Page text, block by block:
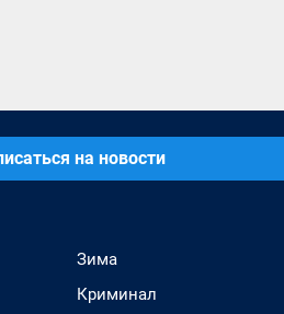
на новости
Зима
Криминал